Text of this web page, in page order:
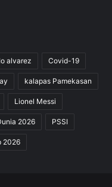
alvarez Covid-19
kalapas Pamekasan
Lionel Messi
2026 PSSI
2026